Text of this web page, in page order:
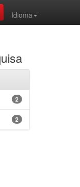
Idioma
2
2